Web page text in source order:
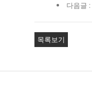
다음글 :
목록보기